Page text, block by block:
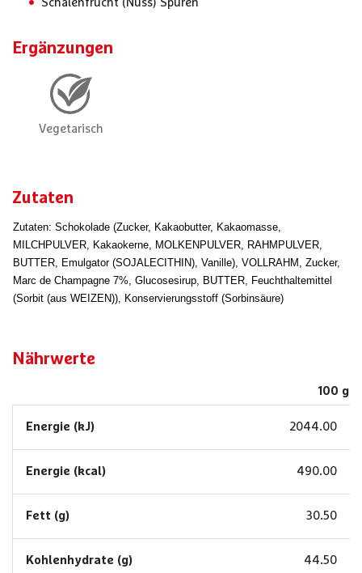
Schalenfrucht (Nuss) Spuren
Ergänzungen
Zutaten
Zutaten: Schokolade (Zucker, Kakaobutter, Kakaomasse,
MILCHPULVER, Kakaokerne, MOLKENPULVER, RAHMPULVER,
BUTTER, Emulgator (SOJALECITHIN), Vanille), VOLLRAHM, Zucker,
Marc de Champagne 7%, Glucosesirup, BUTTER, Feuchthaltemittel
(Sorbit (aus WEIZEN)), Konservierungsstoff (Sorbinsäure)
Nährwerte
100 g
Energie (kJ) 2044.00
Energie (kcal) 490.00
Fett (g) 30.50
Kohlenhydrate (g) 44.50